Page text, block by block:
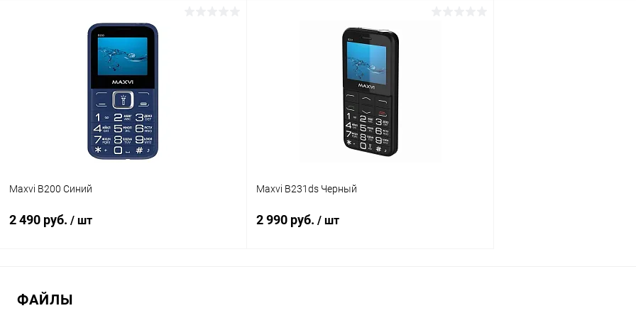
В корзину
В наличии
В корзину
К сравнению
Maxvi B200 Синий
2 490 руб. / шт
Maxvi B231ds Черный
2 990 руб. / шт
ФАЙЛЫ